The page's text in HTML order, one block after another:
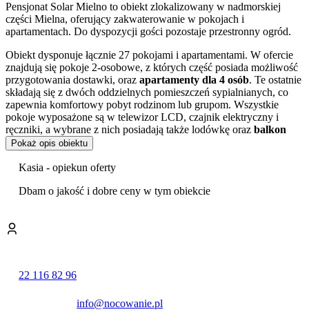
Pensjonat Solar Mielno to obiekt zlokalizowany w nadmorskiej
części Mielna, oferujący zakwaterowanie w pokojach i
apartamentach. Do dyspozycji gości pozostaje przestronny ogród.
Obiekt dysponuje łącznie 27 pokojami i apartamentami. W ofercie
znajdują się pokoje 2-osobowe, z których część posiada możliwość
przygotowania dostawki, oraz apartamenty dla 4 osób. Te ostatnie
składają się z dwóch oddzielnych pomieszczeń sypialnianych, co
zapewnia komfortowy pobyt rodzinom lub grupom. Wszystkie
pokoje wyposażone są w telewizor LCD, czajnik elektryczny i
ręczniki, a wybrane z nich posiadają także lodówkę oraz balkon
lub taras.
Na terenie obiektu funkcjonuje bar z kawiarnią. Goście mogą
myślą o najmłodszych przygotowano w nim
zapewnia również
komfortowy wypoczynek z dala od zgiełku centrum.
Pokaż opis obiektu
Kasia - opiekun oferty
Dbam o jakość i dobre ceny w tym obiekcie
22 116 82 96
info@nocowanie.pl